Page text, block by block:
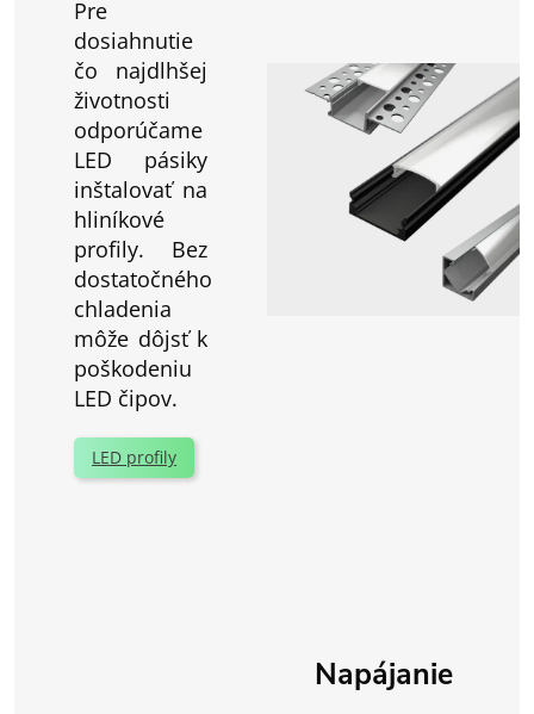
Pre
dosiahnutie
čo najdlhšej
životnosti
odporúčame
LED pásiky
inštalovať na
hliníkové
profily. Bez
dostatočného
chladenia
môže dôjsť k
poškodeniu
LED čipov.
LED profily
Napájanie